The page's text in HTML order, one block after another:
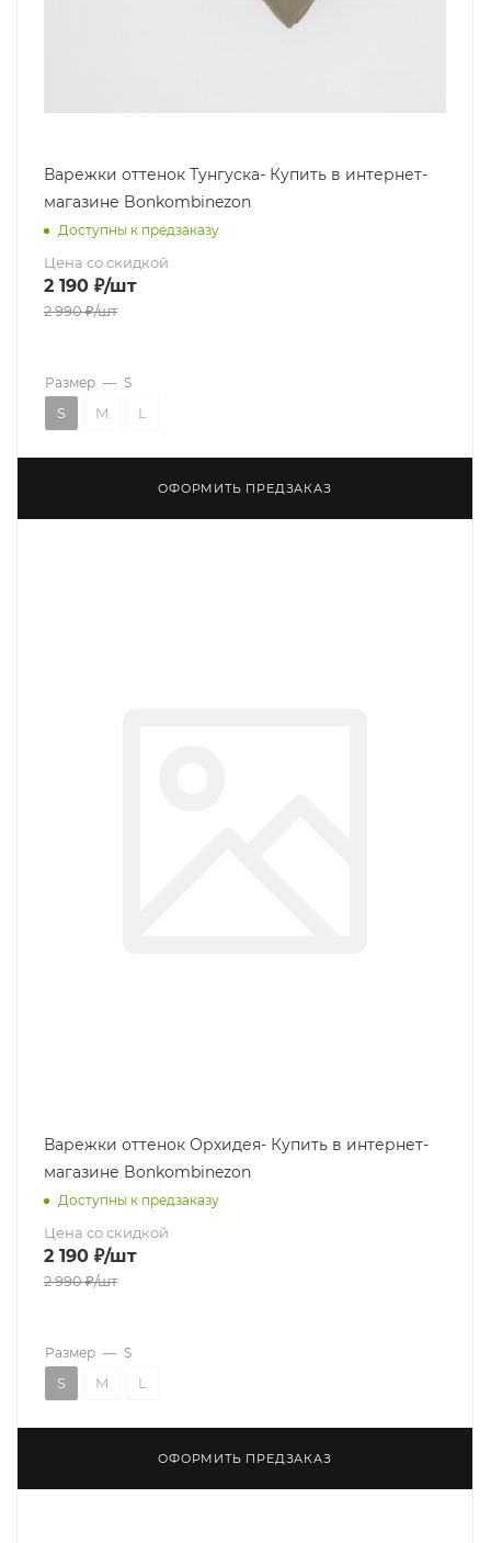
Варежки оттенок Тунгуска- Купить в интернет-
магазине Bonkombinezon
Доступны к предзаказу
Цена со скидкой
2 190 ₽/шт
2 990₽/шт
ОФОРМИТЬ ПРЕДЗАКАЗ
Размер — S
S M L
Варежки оттенок Орхидея- Купить в интернет-
магазине Bonkombinezon
Доступны к предзаказу
Цена со скидкой
2 190 ₽/шт
2 990₽/шт
ОФОРМИТЬ ПРЕДЗАКАЗ
Размер — S
S M L